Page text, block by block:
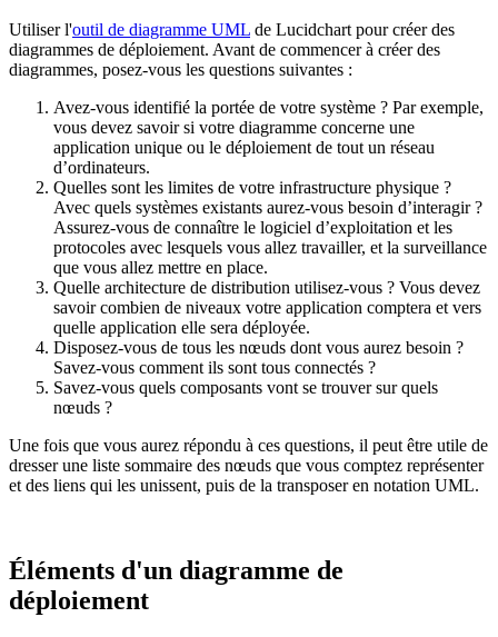
Utiliser l'outil de diagramme UML de Lucidchart pour créer des
diagrammes de déploiement. Avant de commencer à créer des
diagrammes, posez-vous les questions suivantes :
Avez-vous identifié la portée de votre système ? Par exemple,
vous devez savoir si votre diagramme concerne une
application unique ou le déploiement de tout un réseau
d’ordinateurs.
Quelles sont les limites de votre infrastructure physique ?
Avec quels systèmes existants aurez-vous besoin d’interagir ?
Assurez-vous de connaître le logiciel d’exploitation et les
protocoles avec lesquels vous allez travailler, et la surveillance
que vous allez mettre en place.
Quelle architecture de distribution utilisez-vous ? Vous devez
savoir combien de niveaux votre application comptera et vers
quelle application elle sera déployée.
Disposez-vous de tous les nœuds dont vous aurez besoin ?
Savez-vous comment ils sont tous connectés ?
Savez-vous quels composants vont se trouver sur quels
nœuds ?
Une fois que vous aurez répondu à ces questions, il peut être utile de
dresser une liste sommaire des nœuds que vous comptez représenter
et des liens qui les unissent, puis de la transposer en notation UML.
Éléments d'un diagramme de
déploiement